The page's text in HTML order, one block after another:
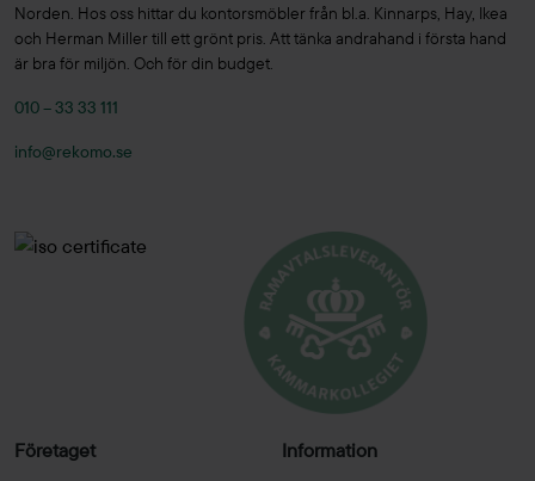
Norden. Hos oss hittar du kontorsmöbler från bl.a. Kinnarps, Hay, Ikea
och Herman Miller till ett grönt pris. Att tänka andrahand i första hand
är bra för miljön. Och för din budget.
010 – 33 33 111
info@rekomo.se
Företaget Information